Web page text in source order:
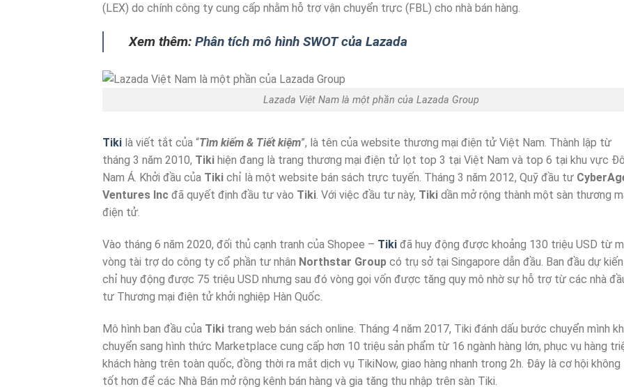
(LEX) do chính công ty cung cấp nhằm hỗ trợ vận chuyển trực (FBL) cho nhà bán hàng.
Xem thêm: Phân tích mô hình SWOT của Lazada
Lazada Việt Nam là một phần của Lazada Group
Tiki là viết tắt của “Tìm kiếm & Tiết kiệm”, là tên của website thương mại điện tử Việt Nam. Thành lập từ
tháng 3 năm 2010, Tiki hiện đang là trang thương mại điện tử lọt top 3 tại Việt Nam và top 6 tại khu vực
Nam Á. Khởi đầu của Tiki chỉ là một website bán sách trực tuyến. Tháng 3 năm 2012, Quỹ đầu tư
Ventures Inc đã quyết định đầu tư vào Tiki. Với việc đầu tư này, Tiki dần mở rộng thành một sàn thương
điện tử.
Vào tháng 6 năm 2020, đối thủ cạnh tranh của Shopee – Tiki đã huy động được khoảng 130 triệu USD từ
vòng tài trợ do công ty cổ phần tư nhân Northstar Group có trụ sở tại Singapore dẫn đầu. Ban đầu dự kiến
chỉ huy động được 75 triệu USD nhưng sau đó vòng gọi vốn được tăng quy mô nhờ sự hỗ trợ từ các nhà
tư Thương mại điện tử khởi nghiệp Hàn Quốc.
Mô hình ban đầu của Tiki trang web bán sách online. Tháng 4 năm 2017, Tiki đánh dấu bước chuyển mình
chuyển sang hình thức Marketplace cung cấp hơn 10 triệu sản phẩm từ 16 ngành hàng lớn, phục vụ hàng
khách hàng trên toàn quốc, đồng thời ra mắt dịch vụ TikiNow, giao hàng nhanh trong 2h. Đây là cơ hội
tốt hơn để các Nhà Bán mở rộng kênh bán hàng và gia tăng thu nhập trên sàn Tiki.